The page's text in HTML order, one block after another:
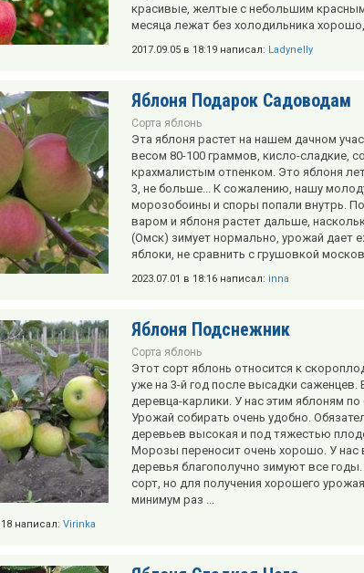
красивые, желтые с небольшим
месяца лежат без холодильника хорошо,
2017.09.05 в 18:19 написал: Ladynelly
Яблоня Подарок Садоводам
Сорта яблонь
Эта яблоня растет на нашем дачном
весом 80-100 граммов, кисло-сладкие,
крахмалистым отnенком. Это яблоня
3, не больше... К сожалению, нашу
морозобоины и споры попали внутрь.
варом и яблоня растет дальше,
(Омск) зимует нормально, урожай дает
яблоки, не сравнить с грушовкой
2023.07.01 в 18:16 написал: inna
Яблоня Подснежник
Сорта яблонь
Этот сорт яблонь относится к
уже на 3-й год после высадки саженцев.
деревца-карлики. У нас этим яблоням
Урожай собирать очень удобно.
деревьев высокая и под тяжестью
Морозы переносит очень хорошо. У нас
деревья благополучно зимуют все
сорт, но для получения хорошего
минимум раз ...
написал: Virinka